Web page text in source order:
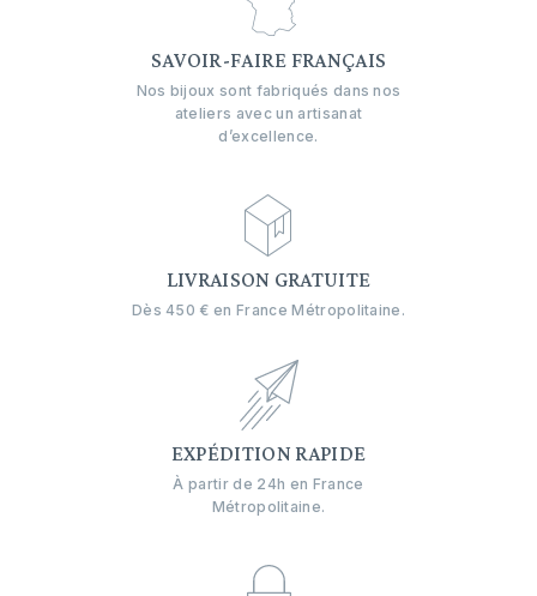
SAVOIR-FAIRE FRANÇAIS
Nos bijoux sont fabriqués dans nos
ateliers avec un artisanat
d’excellence.
LIVRAISON GRATUITE
Dès 450 € en France Métropolitaine.
EXPÉDITION RAPIDE
À partir de 24h en France
Métropolitaine.